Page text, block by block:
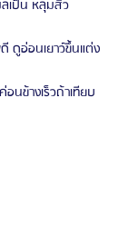
เป็น หลุมสิว
ดูอ่อนเยาว์ขึ้นแต่ง
นข้างเร็วถ้าเทียบ